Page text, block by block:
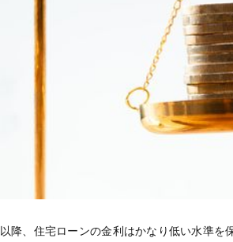
降、住宅ローンの金利はかなり低い水準を